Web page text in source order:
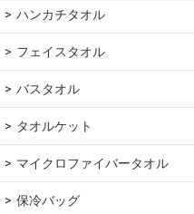
ハンカチタオル
フェイスタオル
バスタオル
タオルケット
マイクロファイバータオル
保冷バッグ